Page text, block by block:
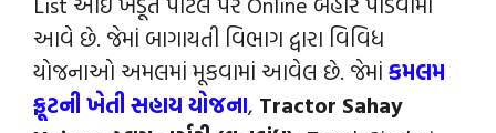
આવે છે. જેમાં બાગાયતી વિભાગ દ્વારા વિવિધ
યોજનાઓ અમલમાં મૂકવામાં આવેલ છે. જેમાં કમલમ
ફ્રૂટની ખેતી સહાય યોજના, Tractor Sahay